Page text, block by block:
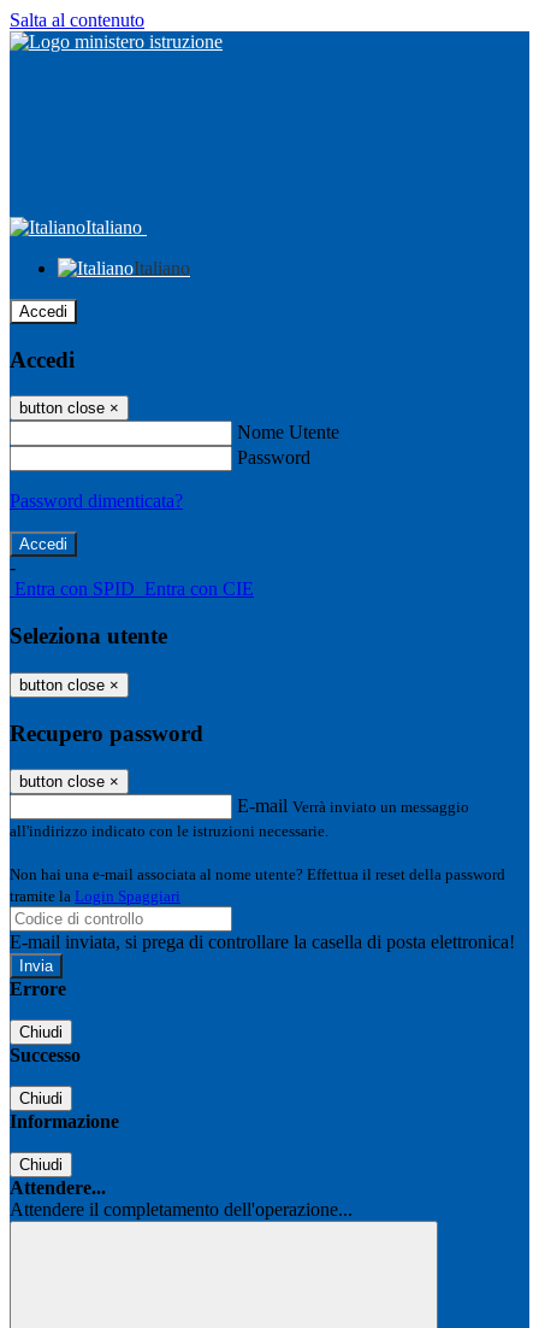
Salta al contenuto
Italiano
Italiano
Accedi
Accedi
button close ×
Nome Utente
Password
Password dimenticata?
-
Entra con SPID Entra con CIE
Seleziona utente
button close ×
Recupero password
button close ×
E-mail Verrà inviato un messaggio
all'indirizzo indicato con le istruzioni necessarie.
Non hai una e-mail associata al nome utente? Effettua il reset della password
tramite la Login Spaggiari
E-mail inviata, si prega di controllare la casella di posta elettronica!
Errore
Chiudi
Successo
Chiudi
Informazione
Chiudi
Attendere...
Attendere il completamento dell'operazione...